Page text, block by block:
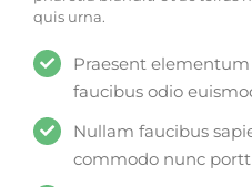
quis urna.
Praesent
faucibus odio
Nullam faucibus
commodo nunc